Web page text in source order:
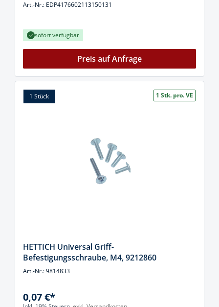
Art.-Nr.: EDP4176602113150131
sofort verfügbar
Preis auf Anfrage
1 Stück 1 Stk. pro. VE
HETTICH Universal Griff-
Befestigungsschraube, M4, 9212860
Art.-Nr.: 9814833
0,07 €*